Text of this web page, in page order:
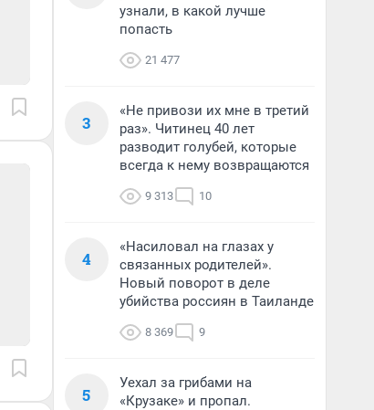
узнали, в какой лучше
попасть
21 477
3
«Не привози их мне в третий
раз». Читинец 40 лет
разводит голубей, которые
всегда к нему возвращаются
9 313 10
4
«Насиловал на глазах у
связанных родителей».
Новый поворот в деле
убийства россиян в Таиланде
8 369 9
5
Уехал за грибами на
«Крузаке» и пропал.